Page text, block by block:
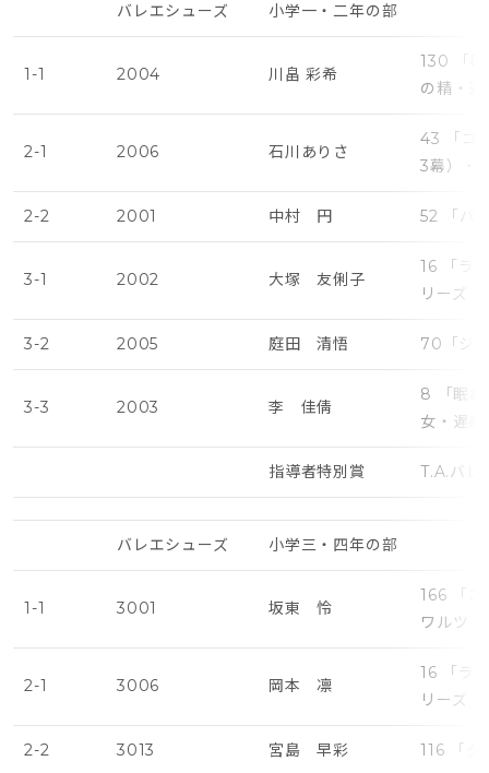
バレエシューズ 小学一・二年の部
1-1 2004 川畠 彩希
130 「
の精・遅
2-1 2006 石川ありさ
43 「コ
3幕）・
2-2 2001 中村 円 52 「パ
3-1 2002 大塚 友俐子
16 「ラ
リーズ・
3-2 2005 庭田 清悟 70「ジ
3-3 2003 李 佳倩
8 「眠れ
女・遅め
指導者特別賞 T.A.バレ
バレエシューズ 小学三・四年の部
1-1 3001 坂東 怜
166 「コ
ワルツ
2-1 3006 岡本 凛
16 「ラ
リーズ・
2-2 3013 宮島 早彩 116 「タ